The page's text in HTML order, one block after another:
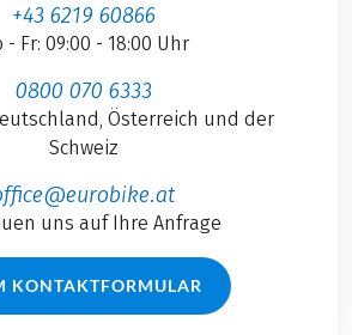
+43 6219 60866
- Fr: 09:00 - 18:00 Uhr
0800 070 6333
Österreich und der
Schweiz
uns auf Ihre Anfrage
KONTAKTFORMULAR